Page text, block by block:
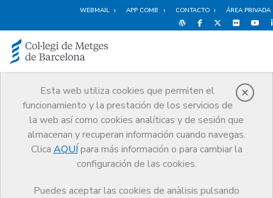
WEBMAIL APP COMB CONTACTO ÁREA PRIVADA
Esta web utiliza cookies que permiten el
funcionamiento y la prestación de los servicios de
la web así como cookies analíticas y de sesión que
almacenan y recuperan información cuando navegas.
Clica AQUÍ para más información o para cambiar la
configuración de las cookies.
Puedes aceptar las cookies de anàlisis pulsando
Noticias
Comunicación
Noticias
Información actualizada sobre el brote de enfermedad por virus Ébola
en África Occidental